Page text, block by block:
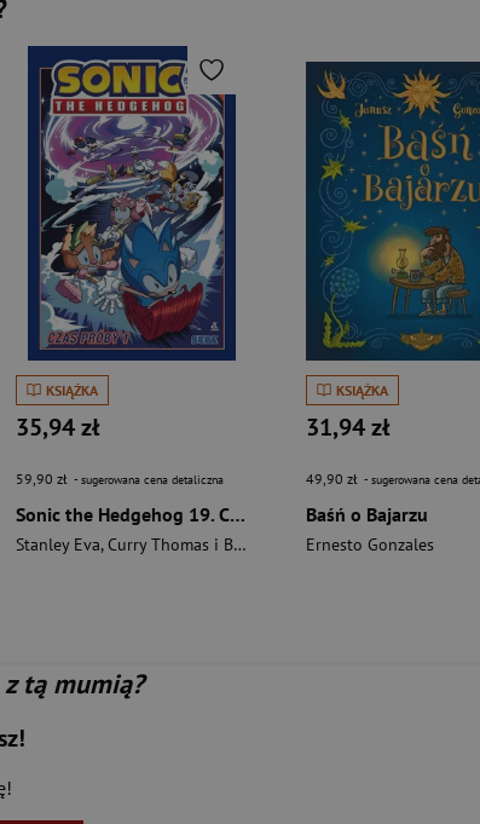
KSIĄŻKA
35,94 zł
59,90 zł - sugerowana cena detaliczna
Sonic the Hedgehog 19. Czas próby 1
Stanley Eva,Curry Thomas i Bracardi
KSIĄŻKA
31,94 zł
49,90 zł - sugerowana cena
Baśń o Bajarzu
Ernesto Gonzales
z tą mumią?